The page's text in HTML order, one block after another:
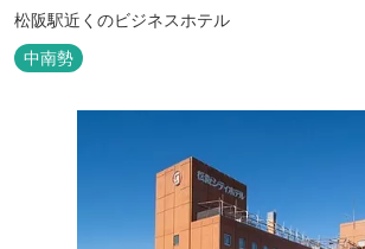
松阪駅近くのビジネスホテル
中南勢